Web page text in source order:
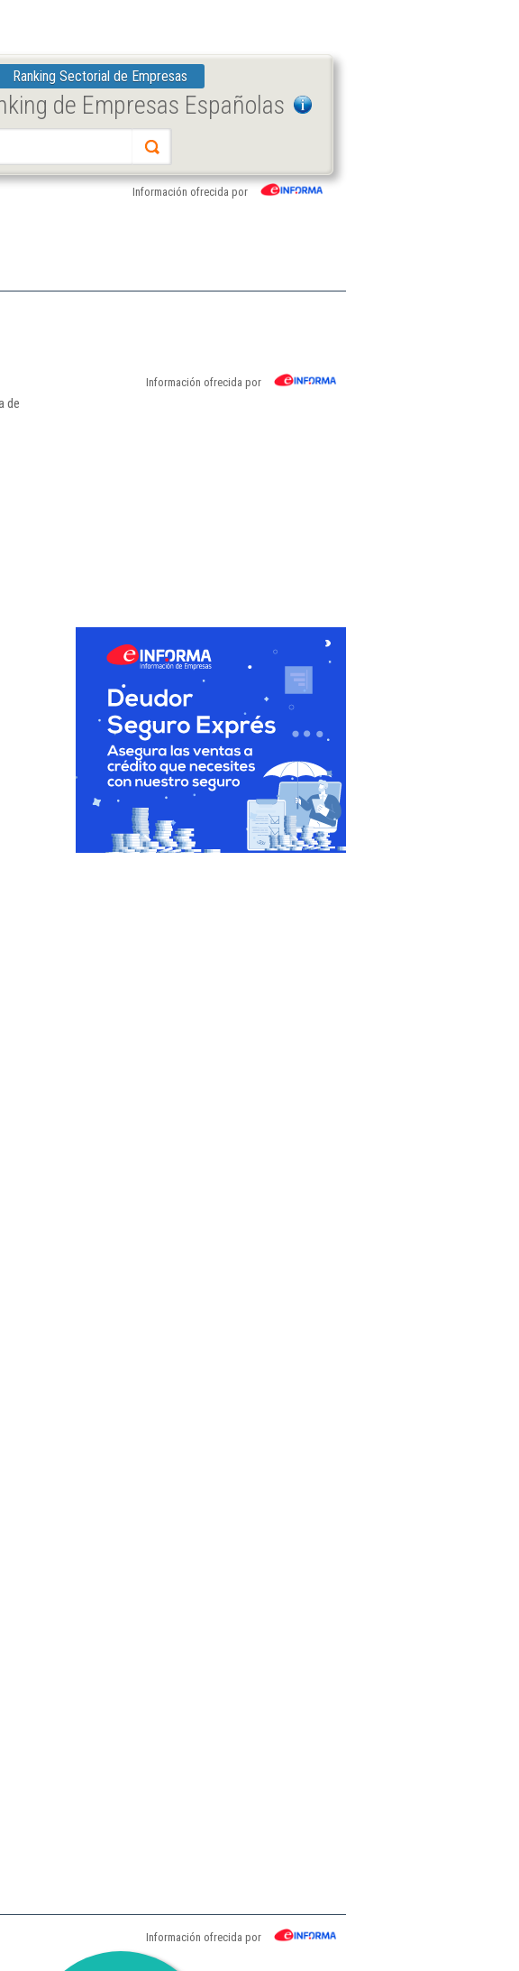
Ranking Sectorial de Empresas
de Empresas Españolas
Información ofrecida por
Información ofrecida por
de
Información ofrecida por